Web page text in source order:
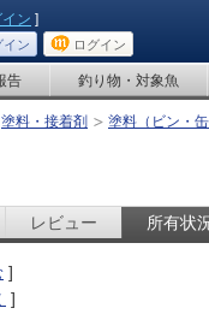
イン ]
イン ログイン
告 釣り物・対象魚
塗料・接着剤 塗料（ビン・
レビュー 所有状
]
]